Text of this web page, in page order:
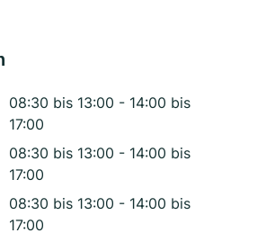
08:30 bis 13:00 - 14:00 bis
17:00
08:30 bis 13:00 - 14:00 bis
17:00
08:30 bis 13:00 - 14:00 bis
17:00